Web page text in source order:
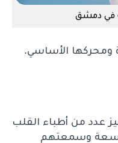
في دمشق
ومحركها الأساسي.
عدد من أطباء القلب
وسمعتهم